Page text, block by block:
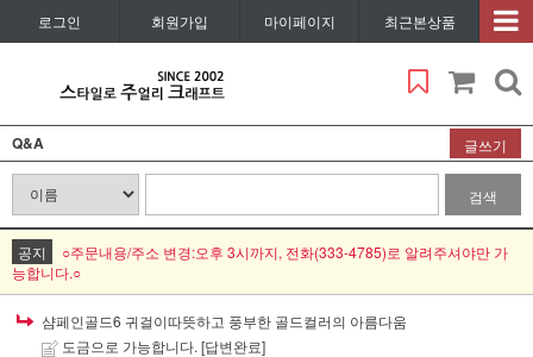
로그인 회원가입 마이페이지 최근본상품
Q&A 글쓰기
검색
공지
○주문내용/주소 변경:오후 3시까지, 전화(333-4785)로 알려주셔야만 가
능합니다.○
샴페인골드6 귀걸이따뜻하고 풍부한 골드컬러의 아름다움
도금으로 가능합니다. [답변완료]